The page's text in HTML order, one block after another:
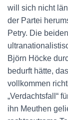
will sich nicht
der Partei
Petry. Die
Björn Höcke
bedurft hätte,
vollkommen
„Verdachtsfall“
ihn Meuthen